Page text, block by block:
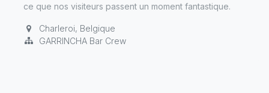
ce que nos visiteurs passent un moment fantastique.
Charleroi, Belgique
GARRINCHA Bar Crew